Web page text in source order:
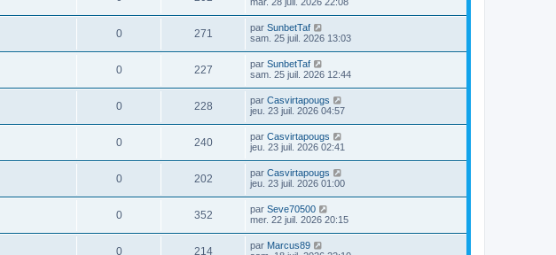
0 271 par SunbetTaf
sam. 25 juil. 2026 13:03
0 227 par SunbetTaf
sam. 25 juil. 2026 12:44
0 228 par Casvirtapougs
jeu. 23 juil. 2026 04:57
0 240 par Casvirtapougs
jeu. 23 juil. 2026 02:41
0 202 par Casvirtapougs
jeu. 23 juil. 2026 01:00
0 352 par Seve70500
mer. 22 juil. 2026 20:15
0 214 par Marcus89